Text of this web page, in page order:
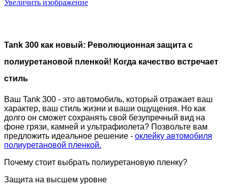
Увеличить изображение
Tank 300 как новый: Революционная защита с
полиуретановой пленкой! Когда качество встречает
стиль
Ваш Tank 300 - это автомобиль, который отражает ваш
характер, ваш стиль жизни и ваши ощущения. Но как
долго он сможет сохранять свой безупречный вид на
фоне грязи, камней и ультрафиолета? Позвольте вам
предложить идеальное решение - оклейку автомобиля
полиуретановой пленкой.
Почему стоит выбрать полиуретановую пленку?
Защита на высшем уровне